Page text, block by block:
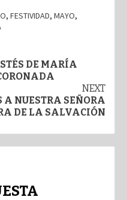
, FESTIVIDAD, MAYO,
DE MARÍA
NEXT
NUESTRA SEÑORA
DE LA SALVACIÓN